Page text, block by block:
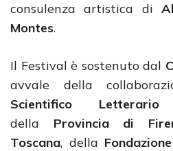
consulenza artistica di
Montes.
Il Festival è sostenuto dal
avvale della
Scientifico
della Provincia di
Toscana, della